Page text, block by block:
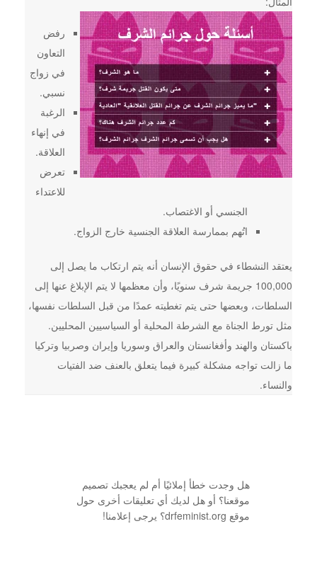
رفض
التعاون
في زواج
نسبي.
الرغبة
في إنهاء
العلاقة.
تعرض
للاعتداء
الجنسي أو الاغتصاب.
اتُهم بممارسة العلاقة الجنسية خارج الزواج.
يعتقد النشطاء في حقوق الإنسان أنه يتم ارتكاب ما يصل إلى
100,000 جريمة شرف سنويًا، وأن معظمها لا يتم الإبلاغ عنها إلى
السلطات، وبعضها حتى يتم تغطيته عمدًا من قبل السلطات نفسها،
مثل تورط الجناة مع الشرطة المحلية أو السياسيين المحليين.
باكستان والهند وأفغانستان والعراق وسوريا وإيران وصربيا وتركيا
ما زالت تواجه مشكلة كبيرة فيما يتعلق بالعنف ضد الفتيات
والنساء.
هل وجدت خطأ إملائيًا أم لم يعجبك تصميم
موقعنا؟ أو هل لديك أي تعليقات أخرى حول
موقع drfeminist.org؟ يرجى إعلامنا!